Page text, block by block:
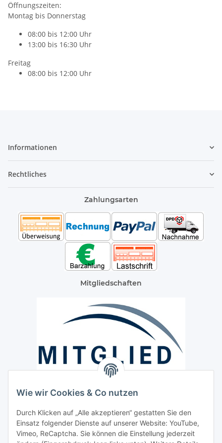
Wie wir Cookies & Co nutzen
Durch Klicken auf „Alle akzeptieren“ gestatten Sie den
Einsatz folgender Dienste auf unserer Website: YouTube,
Vimeo, ReCaptcha. Sie können die Einstellung jederzeit
Öffnungszeiten:
Montag bis Donnerstag
08:00 bis 12:00 Uhr
13:00 bis 16:30 Uhr
Freitag
08:00 bis 12:00 Uhr
Informationen
Rechtliches
Zahlungsarten
Mitgliedschaften
Paketdienst und Spedition
Regionaler Lieferservice im Umkreis von ca. 60 Km